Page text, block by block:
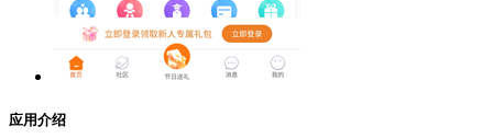
应用介绍